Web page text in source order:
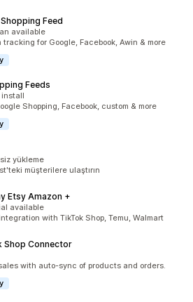
Feed
available
tracking for Google, Facebook, Awin & more
Feeds
install
Shopping, Facebook, custom & more
yükleme
müşterilere ulaştırın
Etsy Amazon +
available
with TikTok Shop, Temu, Walmart
Shop Connector
with auto-sync of products and orders.